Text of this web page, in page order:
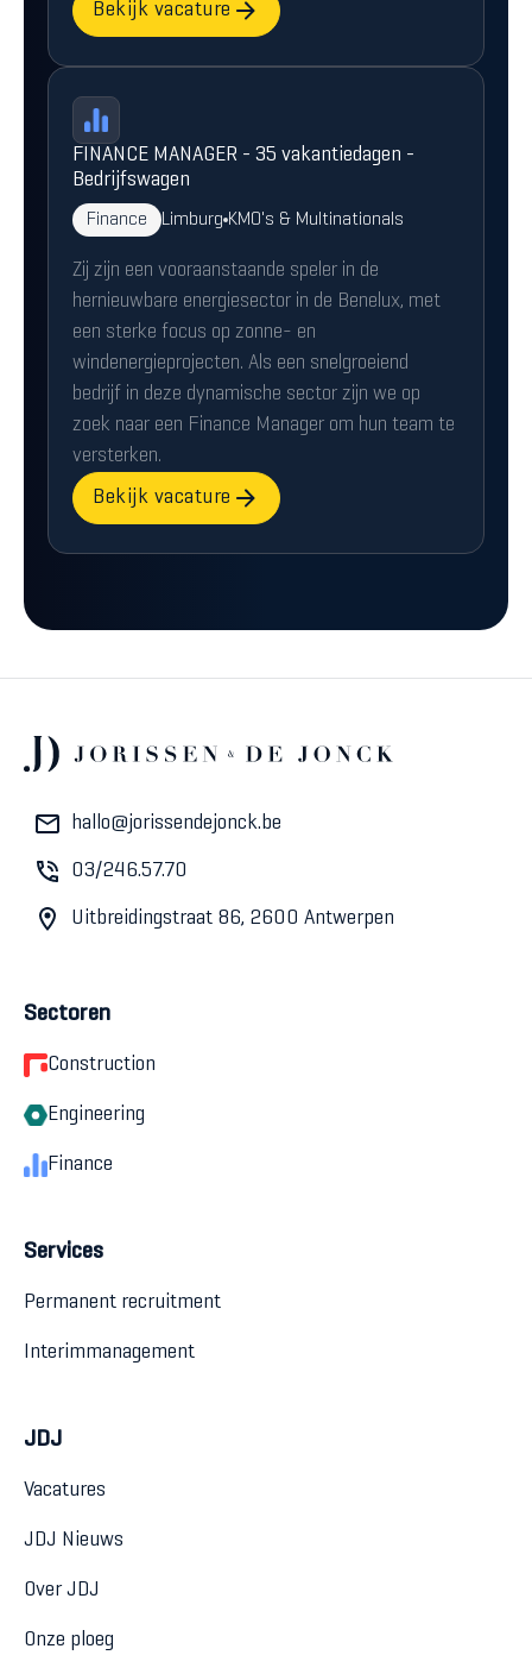
Bekijk vacature
FINANCE MANAGER - 35 vakantiedagen -
Bedrijfswagen
Finance Limburg KMO's & Multinationals
Zij zijn een vooraanstaande speler in de
hernieuwbare energiesector in de Benelux, met
een sterke focus op zonne- en
windenergieprojecten. Als een snelgroeiend
bedrijf in deze dynamische sector zijn we op
zoek naar een Finance Manager om hun team te
versterken.
Bekijk vacature
hallo@jorissendejonck.be
03/246.57.70
Uitbreidingstraat 86, 2600 Antwerpen
Sectoren
Construction
Engineering
Finance
Services
Permanent recruitment
Interimmanagement
JDJ
Vacatures
JDJ Nieuws
Over JDJ
Onze ploeg